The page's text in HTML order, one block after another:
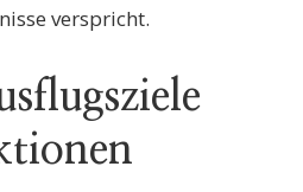
verspricht.